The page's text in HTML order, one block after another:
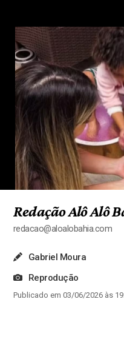
Redação Alô Alô
redacao@aloalobahia.com
Gabriel Moura
Reprodução
Publicado em 03/06/2026 às